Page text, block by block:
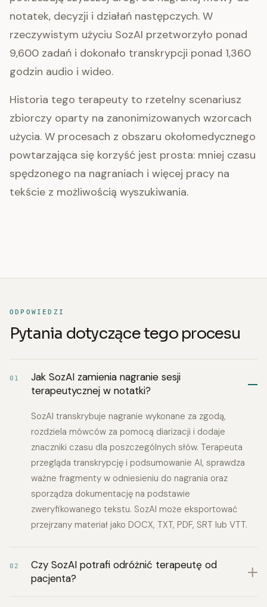
notatek, decyzji i działań następczych. W
rzeczywistym użyciu SozAI przetworzyło ponad
9,600 zadań i dokonało transkrypcji ponad 1,360
godzin audio i wideo.
Historia tego terapeuty to rzetelny scenariusz
zbiorczy oparty na zanonimizowanych wzorcach
użycia. W procesach z obszaru okołomedycznego
powtarzająca się korzyść jest prosta: mniej czasu
spędzonego na nagraniach i więcej pracy na
tekście z możliwością wyszukiwania.
ODPOWIEDZI
Pytania dotyczące tego procesu
01
Jak SozAI zamienia nagranie sesji
terapeutycznej w notatki?
SozAI transkrybuje nagranie wykonane za zgodą,
rozdziela mówców za pomocą diarizacji i dodaje
znaczniki czasu dla poszczególnych słów. Terapeuta
przegląda transkrypcję i podsumowanie AI, sprawdza
ważne fragmenty w odniesieniu do nagrania oraz
sporządza dokumentację na podstawie
zweryfikowanego tekstu. SozAI może eksportować
przejrzany materiał jako DOCX, TXT, PDF, SRT lub VTT.
02
Czy SozAI potrafi odróżnić terapeutę od
pacjenta?